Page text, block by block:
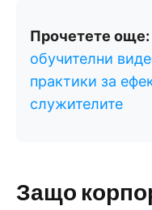
Прочетете още:
обучителни
практики за
служителите
Защо